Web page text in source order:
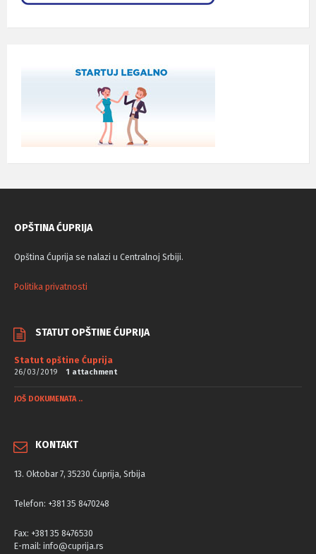
OPŠTINA ĆUPRIJA
Opština Ćuprija se nalazi u Centralnoj Srbiji.
Politika privatnosti
STATUT OPŠTINE ĆUPRIJA
Statut opštine Ćuprija
26/03/2019 1 attachment
JOŠ DOKUMENATA ..
KONTAKT
13. Oktobar 7, 35230 Ćuprija, Srbija
Telefon: +381 35 8470248
Fax: +381 35 8476530
E-mail: info@cuprija.rs